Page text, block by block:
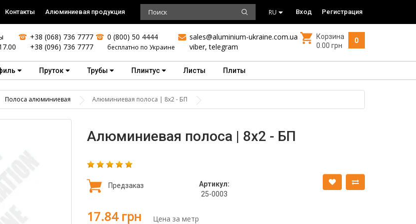
Контакты Алюминиевая продукция RU Вход Регистрация
+38 (068) 736 7777
+38 (096) 736 7777
0 (800) 50 4444
бесплатно по Украине
sales@aluminium-ukraine.com.ua
viber,telegram
0
Корзина
0.00 грн
Пруток Трубы Плинтус Листы Плиты
Полоса алюминиевая Алюминиевая полоса | 8х2 - БП
Алюминиевая полоса | 8х2 - БП
Предзаказ
Артикул:
25-0003
17.84 грн Цена за метр